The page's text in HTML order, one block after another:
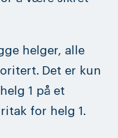
helger, alle
Det er kun
1 på et
for helg 1.